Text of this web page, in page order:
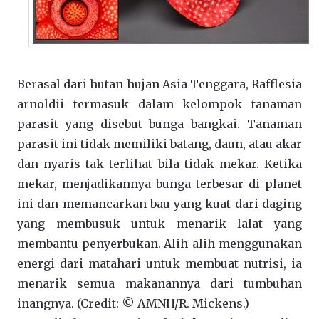
Berasal dari hutan hujan Asia Tenggara, Rafflesia
arnoldii termasuk dalam kelompok tanaman
parasit yang disebut bunga bangkai. Tanaman
parasit ini tidak memiliki batang, daun, atau akar
dan nyaris tak terlihat bila tidak mekar. Ketika
mekar, menjadikannya bunga terbesar di planet
ini dan memancarkan bau yang kuat dari daging
yang membusuk untuk menarik lalat yang
membantu penyerbukan. Alih-alih menggunakan
energi dari matahari untuk membuat nutrisi, ia
menarik semua makanannya dari tumbuhan
inangnya. (Credit: © AMNH/R. Mickens.)